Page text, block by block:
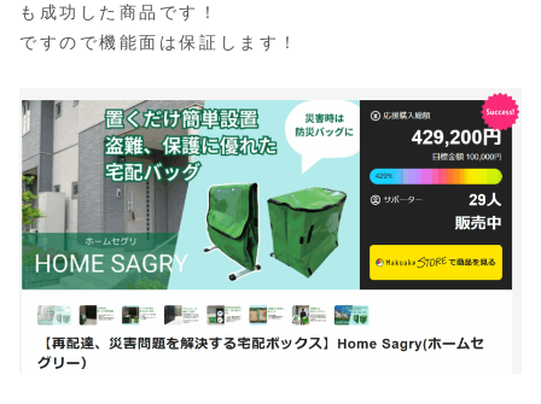
も成功した商品です！
ですので機能面は保証します！